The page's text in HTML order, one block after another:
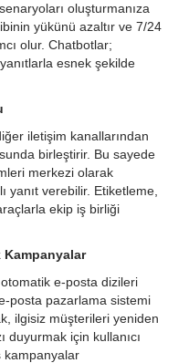
oluşturmanıza
yükünü azaltır ve 7/24
olur. Chatbotlar;
esnek şekilde
iletişim kanallarından
birleştirir. Bu sayede
merkezi olarak
yanıt verebilir. Etiketleme,
ekip iş birliği
Kampanyalar
e-posta dizileri
posta pazarlama sistemi
ilgisiz müşterileri yeniden
duyurmak için kullanıcı
kampanyalar